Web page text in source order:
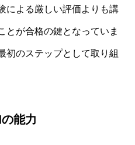
による厳しい評価よりも講
とが合格の鍵となっていま
初のステップとして取り組
能力